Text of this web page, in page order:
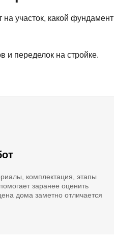
комплектация, этапы
заранее оценить
дома заметно отличается
участок, какой фундамент
и переделок на стройке.